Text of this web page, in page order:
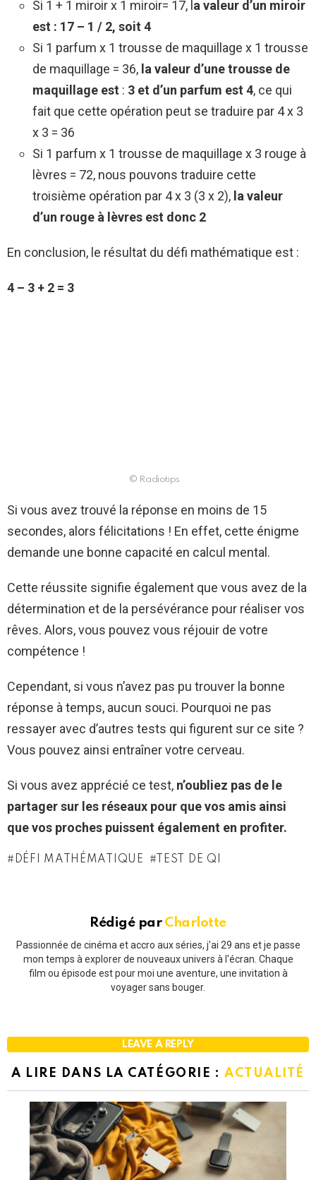
Si 1 + 1 miroir x 1 miroir= 17, l a valeur d’un miroir
est : 17 – 1 / 2, soit 4
Si 1 parfum x 1 trousse de maquillage x 1 trousse
de maquillage = 36, la valeur d’une trousse de
maquillage est : 3 et d’un parfum est 4, ce qui
fait que cette opération peut se traduire par 4 x 3
x 3 = 36
Si 1 parfum x 1 trousse de maquillage x 3 rouge à
lèvres = 72, nous pouvons traduire cette
troisième opération par 4 x 3 (3 x 2), la valeur
d’un rouge à lèvres est donc 2
En conclusion, le résultat du défi mathématique est :
4 – 3 + 2 = 3
© Radiotips
Si vous avez trouvé la réponse en moins de 15
secondes, alors félicitations ! En effet, cette énigme
demande une bonne capacité en calcul mental.
Cette réussite signifie également que vous avez de la
détermination et de la persévérance pour réaliser vos
rêves. Alors, vous pouvez vous réjouir de votre
compétence !
Cependant, si vous n’avez pas pu trouver la bonne
réponse à temps, aucun souci. Pourquoi ne pas
ressayer avec d’autres tests qui figurent sur ce site ?
Vous pouvez ainsi entraîner votre cerveau.
Si vous avez apprécié ce test, n’oubliez pas de le
partager sur les réseaux pour que vos amis ainsi
que vos proches puissent également en profiter.
DÉFI MATHÉMATIQUE TEST DE QI
Rédigé par Charlotte
Passionnée de cinéma et accro aux séries, j'ai 29 ans et je passe
mon temps à explorer de nouveaux univers à l'écran. Chaque
film ou épisode est pour moi une aventure, une invitation à
voyager sans bouger.
LEAVE A REPLY
A LIRE DANS LA CATÉGORIE : ACTUALITÉ